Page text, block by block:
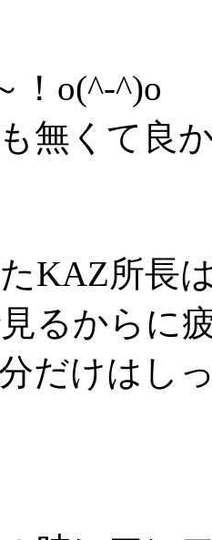
！o(^-^)o
無くて良
KAZ所長
るからに
だけはし